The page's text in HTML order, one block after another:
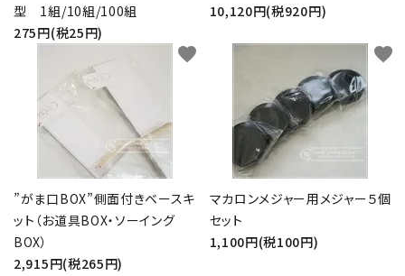
型 1組/10組/100組
275円(税25円)
10,120円(税920円)
”がま口BOX”側面付きベースキ
ット（お道具BOX・ソーイング
BOX）
2,915円(税265円)
favorite
マカロンメジャー用メジャー５個
セット
1,100円(税100円)
favorite